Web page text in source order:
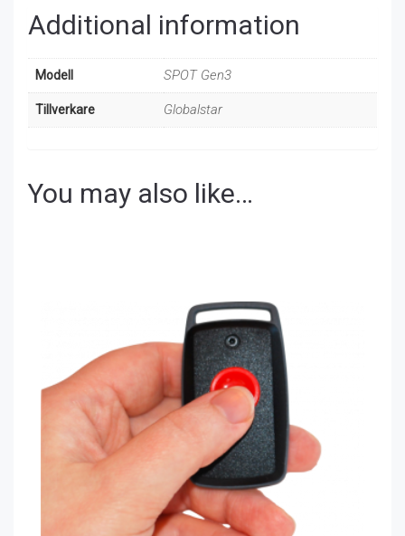
Additional information
Modell SPOT Gen3
Tillverkare Globalstar
You may also like…